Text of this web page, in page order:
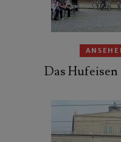
Das